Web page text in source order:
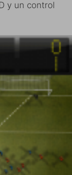
y un control